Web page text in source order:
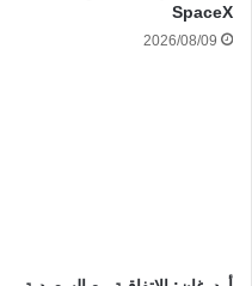
SpaceX
2026/08/09